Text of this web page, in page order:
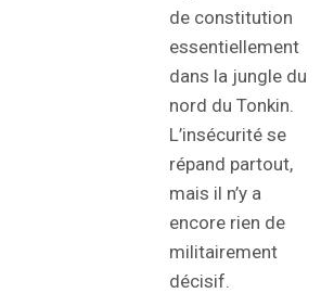
de constitution
essentiellement
dans la jungle du
nord du Tonkin.
L’insécurité se
répand partout,
mais il n’y a
encore rien de
militairement
décisif.